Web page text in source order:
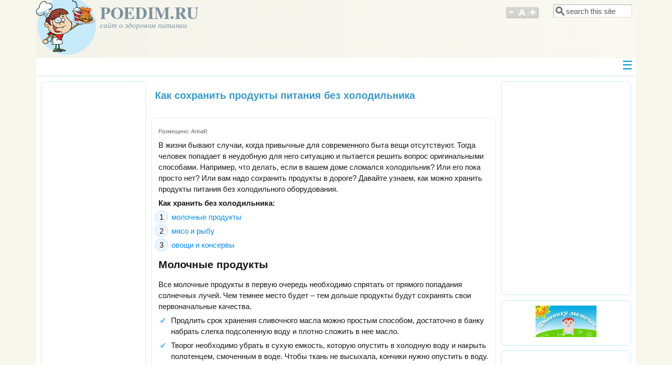
POEDIM.RU
сайт о здоровом питании
Форма поиска
Поиск
Как сохранить продукты питания без холодильника
Размещено: ArinaR
В жизни бывают случаи, когда привычные для современного быта вещи отсутствуют. Тогда
человек попадает в неудобную для него ситуацию и пытается решить вопрос оригинальными
способами. Например, что делать, если в вашем доме сломался холодильник? Или его пока
просто нет? Или вам надо сохранить продукты в дороге? Давайте узнаем, как можно хранить
продукты питания без холодильного оборудования.
Как хранить без холодильника:
молочные продукты
мясо и рыбу
овощи и консервы
Молочные продукты
Все молочные продукты в первую очередь необходимо спрятать от прямого попадания
солнечных лучей. Чем темнее место будет – тем дольше продукты будут сохранять свои
первоначальные качества.
Продлить срок хранения сливочного масла можно простым способом, достаточно в банку
набрать слегка подсоленную воду и плотно сложить в нее масло.
Творог необходимо убрать в сухую емкость, которую опустить в холодную воду и накрыть
полотенцем, смоченным в воде. Чтобы ткань не высыхала, кончики нужно опустить в воду.